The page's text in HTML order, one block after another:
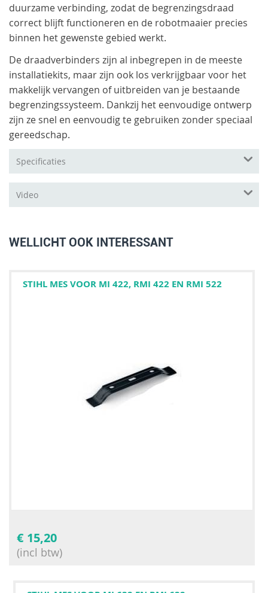
duurzame verbinding, zodat de begrenzingsdraad
correct blijft functioneren en de robotmaaier precies
binnen het gewenste gebied werkt.
De draadverbinders zijn al inbegrepen in de meeste
installatiekits, maar zijn ook los verkrijgbaar voor het
makkelijk vervangen of uitbreiden van je bestaande
begrenzingssysteem. Dankzij het eenvoudige ontwerp
zijn ze snel en eenvoudig te gebruiken zonder speciaal
gereedschap.
Specificaties
Video
WELLICHT OOK INTERESSANT
STIHL MES VOOR MI 422, RMI 422 EN RMI 522
€ 15,20
(incl btw)